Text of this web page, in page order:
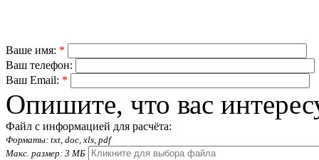
Ваше имя: *
Ваш телефон:
Ваш Email: *
Опишите, что вас
Файл с информацией для расчёта:
Форматы: txt, doc, xls, pdf
Макс. размер: 3 МБ